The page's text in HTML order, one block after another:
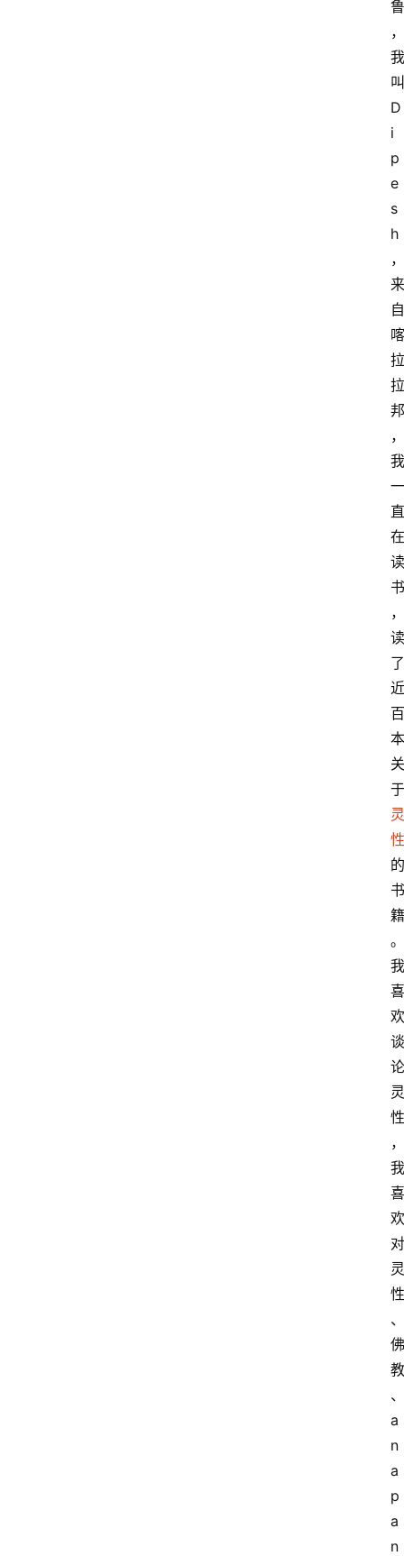
鲁
，
我
叫
D
i
p
e
s
h
，
来
自
喀
拉
拉
邦
，
我
一
直
在
读
书
，
读
了
近
百
本
关
于
灵
性
的
书
籍
。
我
喜
欢
谈
论
灵
性
，
我
喜
欢
对
灵
性
、
佛
教
、
a
n
a
p
a
n